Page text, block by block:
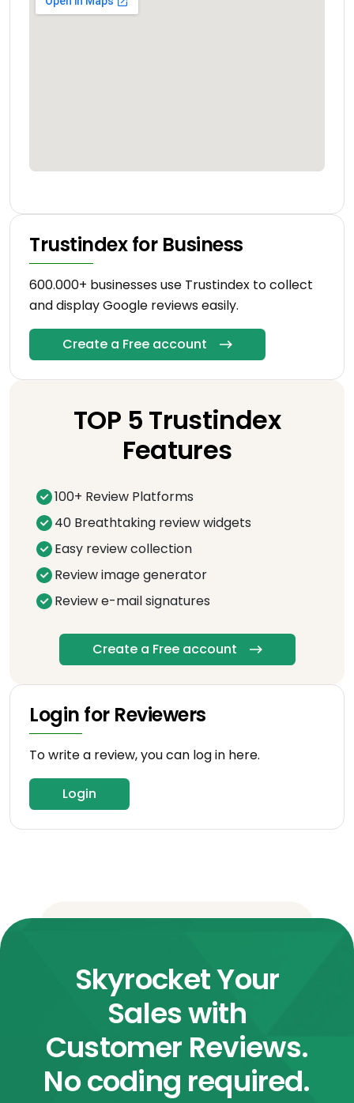
Trustindex for Business
600.000+ businesses use Trustindex to collect
and display Google reviews easily.
Create a Free account
TOP 5 Trustindex
Features
100+ Review Platforms
40 Breathtaking review widgets
Easy review collection
Review image generator
Review e-mail signatures
Create a Free account
Login for Reviewers
To write a review, you can log in here.
Login
Skyrocket Your
Sales with
Customer Reviews.
No coding required.